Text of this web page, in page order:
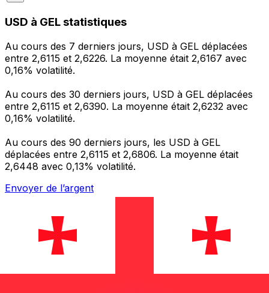
USD à GEL statistiques
Au cours des 7 derniers jours, USD à GEL déplacées
entre 2,6115 et 2,6226. La moyenne était 2,6167 avec
0,16% volatilité.
Au cours des 30 derniers jours, USD à GEL déplacées
entre 2,6115 et 2,6390. La moyenne était 2,6232 avec
0,16% volatilité.
Au cours des 90 derniers jours, les USD à GEL
déplacées entre 2,6115 et 2,6806. La moyenne était
2,6448 avec 0,13% volatilité.
Envoyer de l’argent
êtes en déplacement
L'application Xe réunit toutes les fonctionnalités
et la gestion de vos devises. Convertissez des devises,